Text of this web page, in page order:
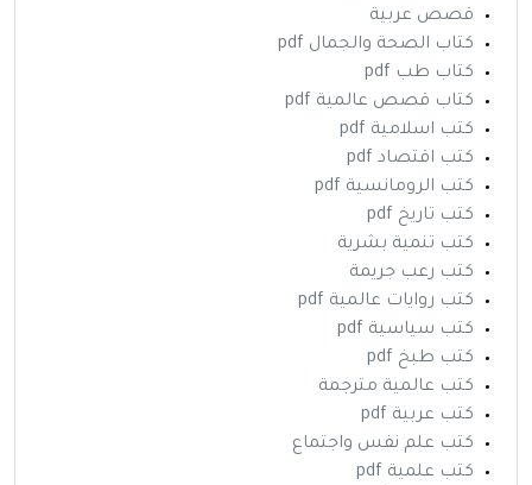
قصص عربية
كتاب الصحة والجمال pdf
كتاب طب pdf
كتاب قصص عالمية pdf
كتب اسلامية pdf
كتب اقتصاد pdf
كتب الرومانسية pdf
كتب تاريخ pdf
كتب تنمية بشرية
كتب رعب جريمة
كتب روايات عالمية pdf
كتب سياسية pdf
كتب طبخ pdf
كتب عالمية مترجمة
كتب عربية pdf
كتب علم نفس واجتماع
كتب علمية pdf